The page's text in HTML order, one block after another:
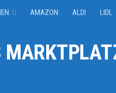
AMAZON ALDI LIDL